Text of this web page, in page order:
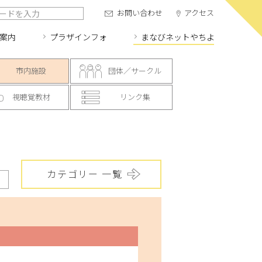
内 プラザインフォ まなびネットやちよ
お問い合わせ アクセス
市内施設 団体／サークル
視聴覚教材 リンク集
カテゴリー 一覧